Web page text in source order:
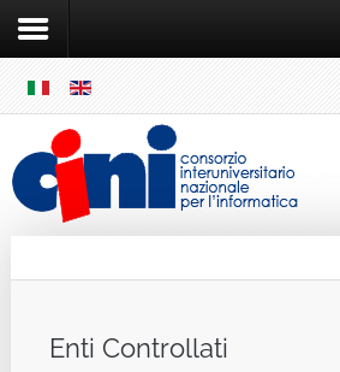
MENU
Enti Controllati